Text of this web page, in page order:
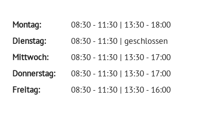
Montag:
08:30 - 11:30 | 13:30 - 18:00
Dienstag:
08:30 - 11:30 | geschlossen
Mittwoch:
08:30 - 11:30 | 13:30 - 17:00
Donnerstag:
08:30 - 11:30 | 13:30 - 17:00
Freitag:
08:30 - 11:30 | 13:30 - 16:00